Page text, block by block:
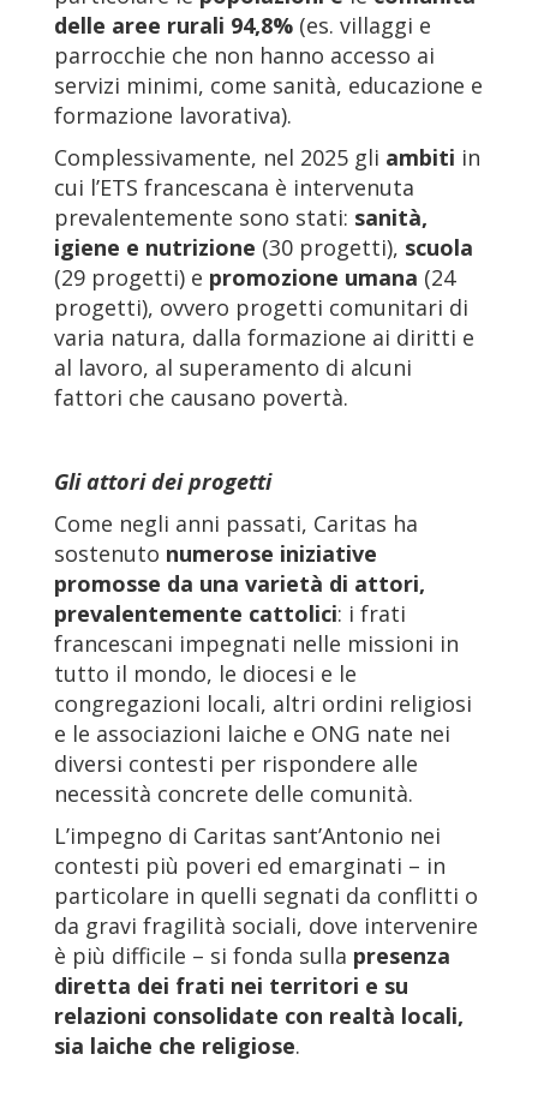
delle aree rurali 94,8% (es. villaggi e
parrocchie che non hanno accesso ai
servizi minimi, come sanità, educazione e
formazione lavorativa).
Complessivamente, nel 2025 gli ambiti in
cui l’ETS francescana è intervenuta
prevalentemente sono stati: sanità,
igiene e nutrizione (30 progetti), scuola
(29 progetti) e promozione umana (24
progetti), ovvero progetti comunitari di
varia natura, dalla formazione ai diritti e
al lavoro, al superamento di alcuni
fattori che causano povertà.
Gli attori dei progetti
Come negli anni passati, Caritas ha
sostenuto numerose iniziative
promosse da una varietà di attori,
prevalentemente cattolici: i frati
francescani impegnati nelle missioni in
tutto il mondo, le diocesi e le
congregazioni locali, altri ordini religiosi
e le associazioni laiche e ONG nate nei
diversi contesti per rispondere alle
necessità concrete delle comunità.
L’impegno di Caritas sant’Antonio nei
contesti più poveri ed emarginati – in
particolare in quelli segnati da conflitti o
da gravi fragilità sociali, dove intervenire
è più difficile – si fonda sulla presenza
diretta dei frati nei territori e su
relazioni consolidate con realtà locali,
sia laiche che religiose.